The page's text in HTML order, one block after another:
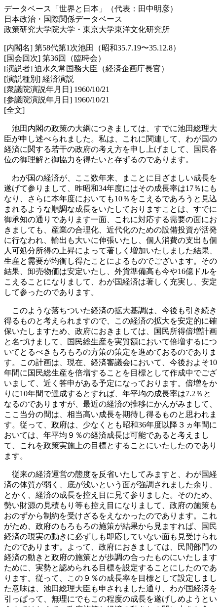
データベース「世界と日本」（代表：田中明彦）
日本政治・国際関係データベース
政策研究大学院大学・東京大学東洋文化研究所
[内閣名] 第58代第1次池田（昭和35.7.19〜35.12.8）
[国会回次] 第36回（臨時会）
[演説者] 迫水久常国務大臣（経済企画庁長官）
[演説種別] 経済演説
[衆議院演説年月日] 1960/10/21
[参議院演説年月日] 1960/10/21
[全文]
池田内閣の政策の大綱につきましては、すでに池田総理大
臣が申し述べられました。私は、これに関連して、わが国の
経済に関する若干の政府の考え方を申し上げまして、国民各
位の御理解と御協力を得たいと存ずるのであります。
わが国の経済が、ここ数年来、まことに目ざましい成長を
遂げて参りまして、昨昭和34年度にはその成長率は17％にも
なり、さらに本年度においても10％をこえるであろうと見込
まれるような順調な成長をいたしておりますことは、すでに
御承知の通りであります一面、これに対応する需要の面にお
きましても、産業の合理化、近代化のための設備投資が活発
に行なわれ、輸出も大いに伸張いたし、個人消費の支出も個
人可処分所得の上昇によって著しく増加いたしました結果、
生産と需要が均衡し得たことによるものでございます。その
結果、卸売物価は安定いたし、外貨準備高も今や16億ドルを
こえることになりまして、わが国経済は著しく充実し、安定
して参ったのであります。
このような落ちついた経済の拡大基調は、今後も引き続き
得るものと考えられますので、この経済の拡大を安定的に確
保いたしますため、政府におきましては、国民所得倍増計画
と名づけまして、国民総生産を実質額において倍増するにつ
いてとるべきもろもろの方策の策定を進めておるのでありま
す。この計画は、現在、経済審議会において、今後およそ10
年間に国民総生産を倍増することを目標として作成中でござ
いまして、近く答申がある予定になっております。倍増をか
りに10年間で達成するとすれば、年平均の成長率は7.2％と
なるのでありますが、最近の経済の推移にかんがみまして、
ここ当分の間は、相当高い成長を期待し得るものと思われま
す。従って、政府は、少なくとも昭和36年度以降３ヵ年間に
おいては、年平均９％の経済成長は可能であると考えまし
て、これを政策実施上の目標とすることにいたしたのであり
ます。
従来の経済運営の態度を反省いたしてみますと、わが国経
済の体質が弱く、底が浅いという面が強調されました余り、
とかく、経済の成長を控え目に見て参りました。そのため、
勢い財源の見積もり等も控え目になりまして、政府の施策も
おのずから制約を受けざるをえなかったのであります。これ
がため、政府のもろもろの施策が結果から見ますれば、国民
経済の現実の動きに必ずしも即応していない面も見受けられ
たのであります。よって、政府におきましては、民間部門の
経済の動きと政府の施策とが歩調の合ったものにいたします
ために、実勢と認められる目標を設定することにしたのであ
ります。従って、この９％の成長率を目標として設定しまし
た意味は、池田総理大臣も申されました通り、わが国経済を
引っぱって、無理にでもこの程度の成長を遂げしめようとい